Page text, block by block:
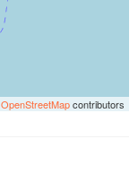
OpenStreetMapcontributors